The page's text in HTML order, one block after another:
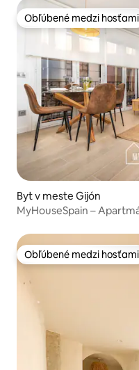
Obľúbené medzi hosťami
Obľúbené medzi hosťami
Byt v meste Gijón
MyHouseSpain –
Obľúbené medzi hosťami
Obľúbené medzi hosťami